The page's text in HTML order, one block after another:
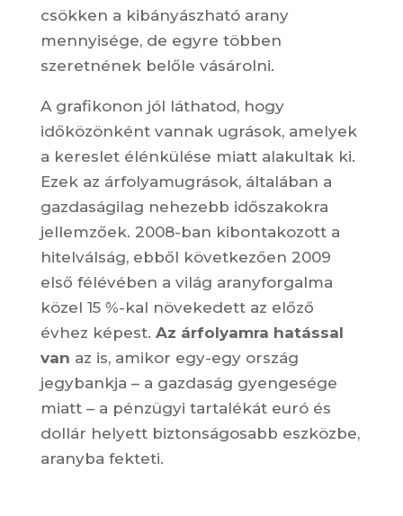
csökken a kibányászható arany
mennyisége, de egyre többen
szeretnének belőle vásárolni.
A grafikonon jól láthatod, hogy
időközönként vannak ugrások, amelyek
a kereslet élénkülése miatt alakultak ki.
Ezek az árfolyamugrások, általában a
gazdaságilag nehezebb időszakokra
jellemzőek. 2008-ban kibontakozott a
hitelválság, ebből következően 2009
első félévében a világ aranyforgalma
közel 15 %-kal növekedett az előző
évhez képest. Az árfolyamra hatással
van az is, amikor egy-egy ország
jegybankja – a gazdaság gyengesége
miatt – a pénzügyi tartalékát euró és
dollár helyett biztonságosabb eszközbe,
aranyba fekteti.